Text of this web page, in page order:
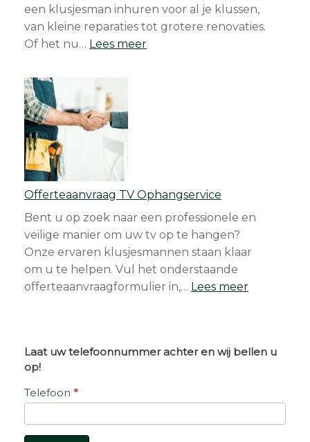
from
KlareKlus
een klusjesman inhuren voor al je klussen,
van kleine reparaties tot grotere renovaties.
Of het nu… Lees meer:
Offerteaanvraag TV Ophangservice
Bent u op zoek naar een professionele en
veilige manier om uw tv op te hangen?
Onze ervaren klusjesmannen staan klaar
om u te helpen. Vul het onderstaande
offerteaanvraagformulier in,… Lees meer:
Laat uw telefoonnummer achter en wij bellen u
op!
Belverzoek
Telefoon *